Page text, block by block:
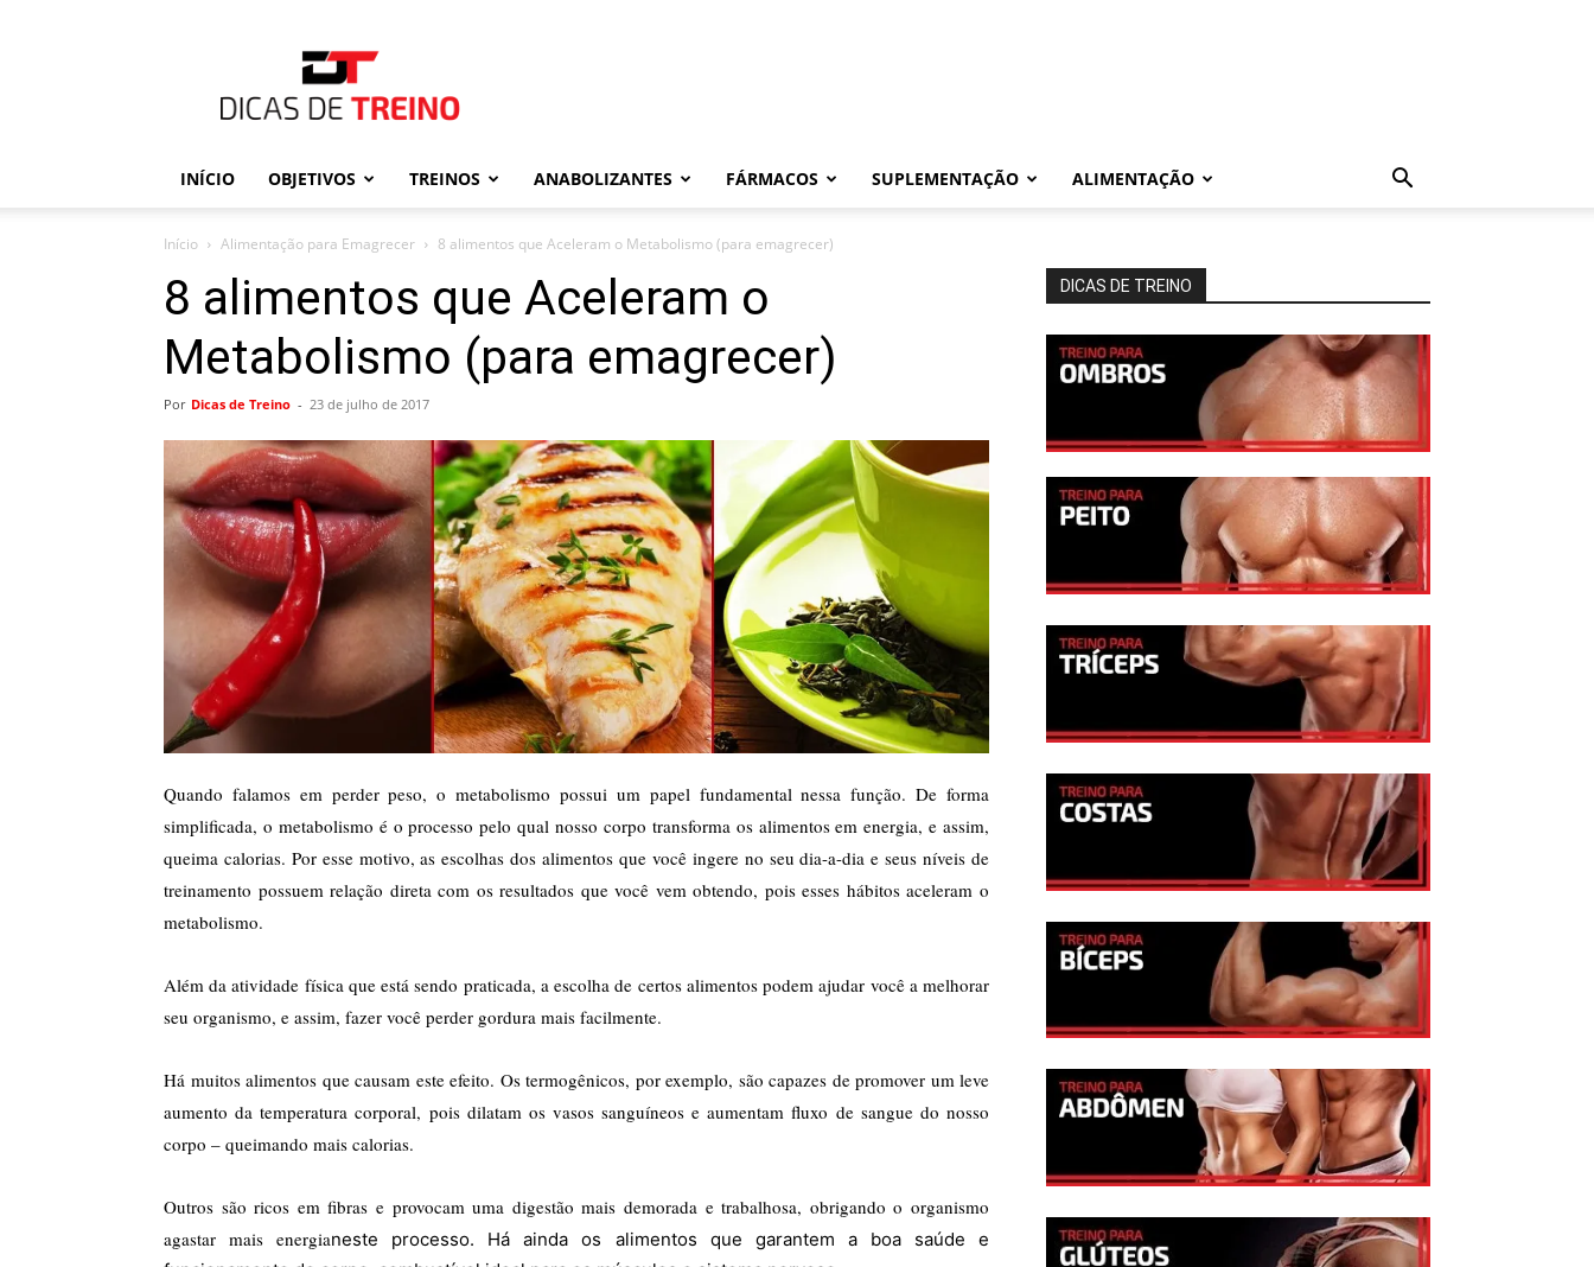
de
Treino
INÍCIO OBJETIVOS TREINOS ANABOLIZANTES FÁRMACOS SUPLEMENTAÇÃO ALIMENTAÇÃO
Início Alimentação para Emagrecer 8 alimentos que Aceleram o Metabolismo (para emagrecer)
8 alimentos que Aceleram o
Metabolismo (para emagrecer)
Por Dicas de Treino - 23 de julho de 2017
Quando falamos em perder peso, o metabolismo possui um papel fundamental nessa função. De forma
simplificada, o metabolismo é o processo pelo qual nosso corpo transforma os alimentos em energia, e assim,
queima calorias. Por esse motivo, as escolhas dos alimentos que você ingere no seu dia-a-dia e seus níveis de
treinamento possuem relação direta com os resultados que você vem obtendo, pois esses hábitos aceleram o
metabolismo.
Além da atividade física que está sendo praticada, a escolha de certos alimentos podem ajudar você a melhorar
seu organismo, e assim, fazer você perder gordura mais facilmente.
Há muitos alimentos que causam este efeito. Os termogênicos, por exemplo, são capazes de promover um leve
aumento da temperatura corporal, pois dilatam os vasos sanguíneos e aumentam fluxo de sangue do nosso
corpo – queimando mais calorias.
Outros são ricos em fibras e provocam uma digestão mais demorada e trabalhosa, obrigando o organismo
agastar mais energianeste processo. Há ainda os alimentos que garantem a boa saúde e
DICAS DE TREINO